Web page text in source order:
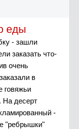
еды
- зашли
заказать что-
очень
в
говяжьи
На десерт
-
"ребрышки"